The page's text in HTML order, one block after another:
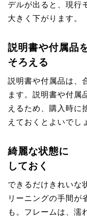
デルが出ると、現行
大きく下がります。
説明書や付属品
そろえる
説明書や付属品は、
ます。説明書や付属
えるため、購入時に
えておくとよいでし
綺麗な状態に
しておく
できるだけきれいな
リーニングの手間が
も。フレームは、濡